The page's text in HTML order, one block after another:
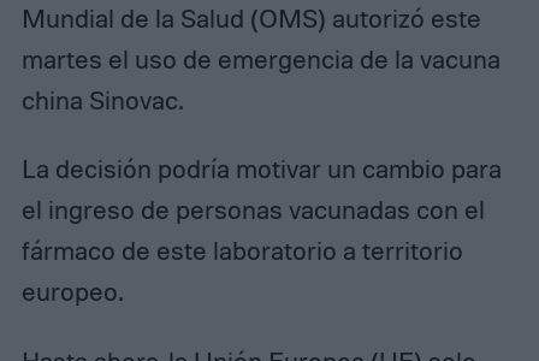
Mundial de la Salud (OMS) autorizó este
martes el uso de emergencia de la vacuna
china Sinovac.
La decisión podría motivar un cambio para
el ingreso de personas vacunadas con el
fármaco de este laboratorio a territorio
europeo.